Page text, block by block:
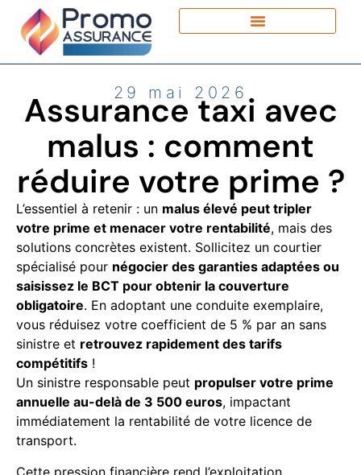
29 mai 2026
Assurance taxi avec
malus : comment
réduire votre prime ?
L’essentiel à retenir : un malus élevé peut tripler
votre prime et menacer votre rentabilité, mais des
solutions concrètes existent. Sollicitez un courtier
spécialisé pour négocier des garanties adaptées ou
saisissez le BCT pour obtenir la couverture
obligatoire. En adoptant une conduite exemplaire,
vous réduisez votre coefficient de 5 % par an sans
sinistre et retrouvez rapidement des tarifs
compétitifs !
Un sinistre responsable peut propulser votre prime
annuelle au-delà de 3 500 euros, impactant
immédiatement la rentabilité de votre licence de
transport.
Cette pression financière rend l’exploitation